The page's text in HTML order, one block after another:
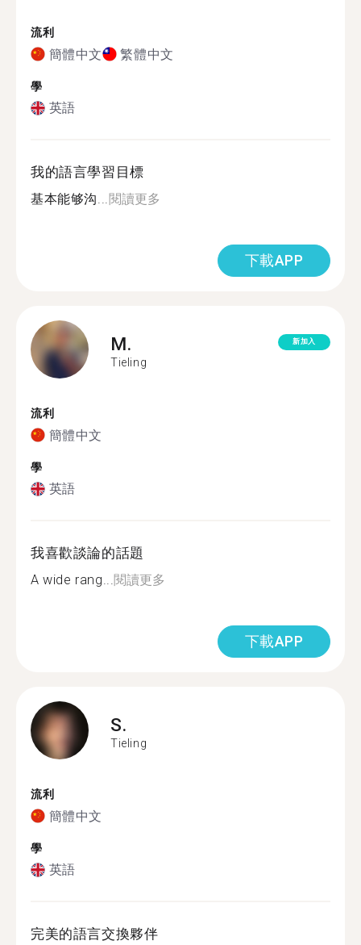
流利
簡體中文 繁體中文
學
英語
我的語言學習目標
基本能够沟...閱讀更多
下載APP
M.
Tieling
新加入
流利
簡體中文
學
英語
我喜歡談論的話題
A wide rang...閱讀更多
下載APP
S.
Tieling
流利
簡體中文
學
英語
完美的語言交換夥伴